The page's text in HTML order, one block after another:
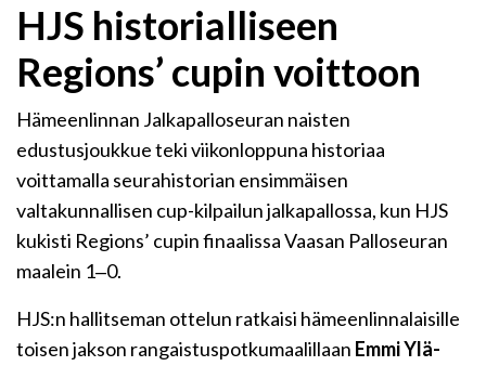
​HJS historialliseen
Regions’ cupin voittoon
Hämeenlinnan Jalkapalloseuran naisten
edustusjoukkue teki viikonloppuna historiaa
voittamalla seurahistorian ensimmäisen
valtakunnallisen cup-kilpailun jalkapallossa, kun HJS
kukisti Regions’ cupin finaalissa Vaasan Palloseuran
maalein 1‒0.
HJS:n hallitseman ottelun ratkaisi hämeenlinnalaisille
toisen jakson rangaistuspotkumaalillaan Emmi Ylä-